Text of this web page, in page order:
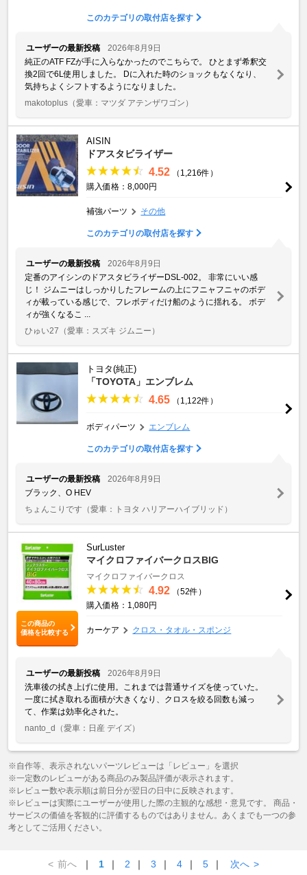
このカテゴリの取付店を探す
ユーザーの最新投稿
2026年8月9日
純正のATF FZが手に入らなかったのでこちらで。 ひとまず希釈交
換2回で6L使用しました。 Dに入れた時のショックもなくなり、
気持ちよくシフトするようになりました。
makotoplus （愛車：マツダ アテンザワゴン）
AISIN
ドアスタビライザー
4.52
（1,216件）
購入価格：8,000円
補強パーツ その他
このカテゴリの取付店を探す
ユーザーの最新投稿
2026年8月9日
定番のアイシンのドアスタビライザーDSL-002。 非常にいい感
じ！ ジムニーはしっかりしたフレームの上にフニャフニャのボデ
ィが載っている感じで、フレボディだけ船のように揺れる。 ボデ
ィが強くなるこ ...
ひゅい27 （愛車：スズキ ジムニー）
トヨタ(純正)
「TOYOTA」エンブレム
4.65 （1,122件）
ボディパーツ エンブレム
このカテゴリの取付店を探す
ユーザーの最新投稿
2026年8月9日
ブラック、O HEV
ちょんこりです （愛車：トヨタ ハリアーハイブリッド）
この商品の
価格を比較する
SurLuster
マイクロファイバークロスBIG
マイクロファイバークロス
4.92
（52件）
購入価格：1,080円
カーケア クロス・タオル・スポンジ
ユーザーの最新投稿
2026年8月9日
洗車後の拭き上げに使用。これまでは普通サイズを使っていた。
一度に拭き取れる面積が大きくなり、クロスを絞る回数も減っ
て、作業は効率化された。
nanto_d （愛車：日産 デイズ）
※自作等、表示されないパーツレビューは「レビュー」を選択
※一定数のレビューがある商品のみ製品評価が表示されます。
※レビュー数や表示順は前日分が翌日の日中に反映されます。
※レビューは実際にユーザーが使用した際の主観的な感想・意見です。 商品・
サービスの価値を客観的に評価するものではありません。あくまでも一つの参
考としてご活用ください。
< 前へ ｜ 1 ｜ 2 ｜ 3 ｜ 4 ｜ 5 ｜ 次へ >